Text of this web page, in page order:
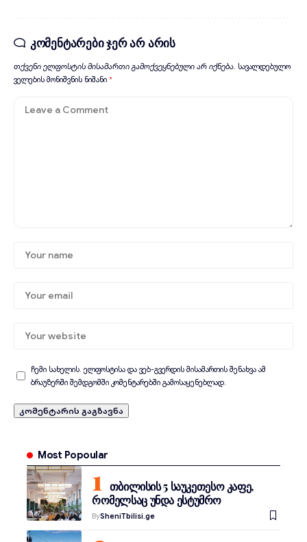
კომენტარები ჯერ არ არის
თქვენი ელფოსტის მისამართი გამოქვეყნებული არ იქნება. სავალდებულო
ველების მონიშვნის ნიშანი *
ჩემი სახელის. ელფოსტისა და ვებ-გვერდის მისამართის შენახვა ამ
ბრაუზერში შემდგომში კომენტარებში გამოსაყენებლად.
Most Popoular
თბილისის 5 საუკეთესო კაფე,
რომელსაც უნდა ესტუმრო
BySheniTbilisi.ge